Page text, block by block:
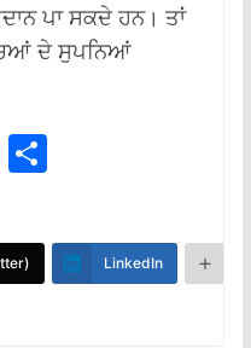
ਪਾ ਸਕਦੇ ਹਨ। ਤਾਂ
ਦੇ ਸੁਪਨਿਆਂ
S
ar
e LinkedIn